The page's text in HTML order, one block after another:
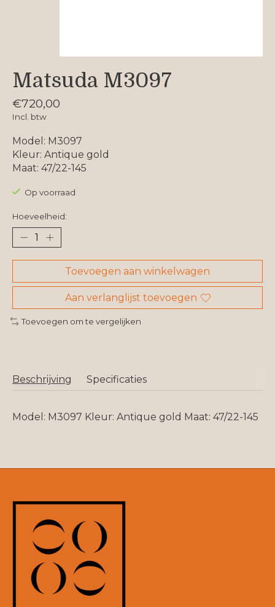
Matsuda M3097
€720,00
Incl. btw
Model: M3097
Kleur: Antique gold
Maat: 47/22-145
Op voorraad
Hoeveelheid:
Toevoegen aan winkelwagen
Aan verlanglijst toevoegen
Toevoegen om te vergelijken
Beschrijving Specificaties
Model: M3097 Kleur: Antique gold Maat: 47/22-145